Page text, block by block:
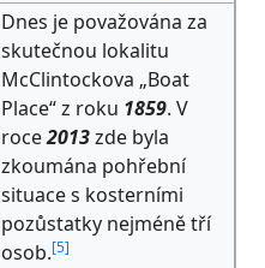
Dnes je považována za
skutečnou lokalitu
McClintockova „Boat
Place“ z roku 1859. V
roce2013zde byla
zkoumána pohřební
situace s kosterními
pozůstatky nejméně tří
osob.[5]